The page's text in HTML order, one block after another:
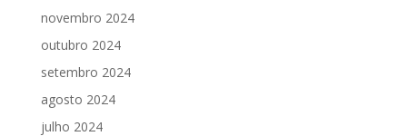
novembro 2024
outubro 2024
setembro 2024
agosto 2024
julho 2024